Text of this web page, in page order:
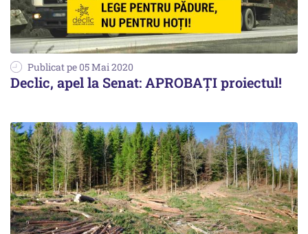
Publicat pe 05 Mai 2020
Declic, apel la Senat: APROBAȚI proiectul!